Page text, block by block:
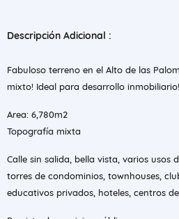
Descripción Adicional :
Fabuloso terreno en el Alto de las
mixto! Ideal para desarrollo inmobiliario!
Area: 6,780m2
Topografía mixta
Calle sin salida, bella vista, varios usos
torres de condominios, townhouses,
educativos privados, hoteles, centros